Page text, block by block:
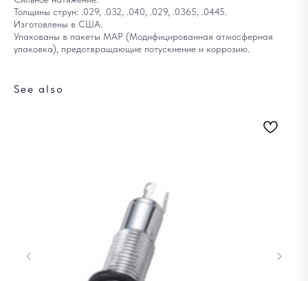
Толщины струн: .029, .032, .040, .029, .0365, .0445.
Изготовлены в США.
Упакованы в пакеты MAP (Модифицированная атмосферная
упаковка), предотвращающие потускнение и коррозию.
See also